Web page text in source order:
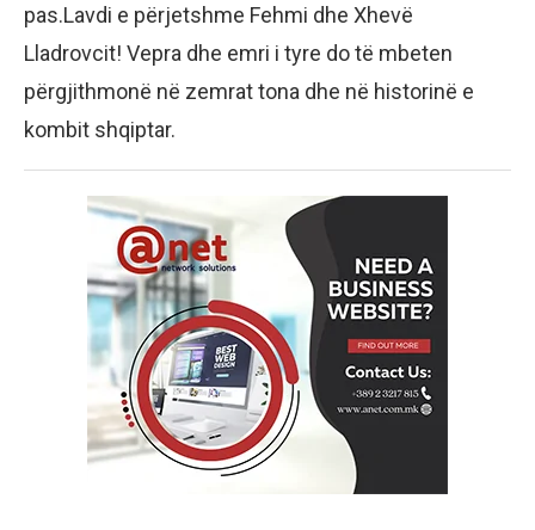
pas.Lavdi e përjetshme Fehmi dhe Xhevë
Lladrovcit! Vepra dhe emri i tyre do të mbeten
përgjithmonë në zemrat tona dhe në historinë e
kombit shqiptar.